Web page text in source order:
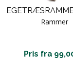
Rammer
Pris fra